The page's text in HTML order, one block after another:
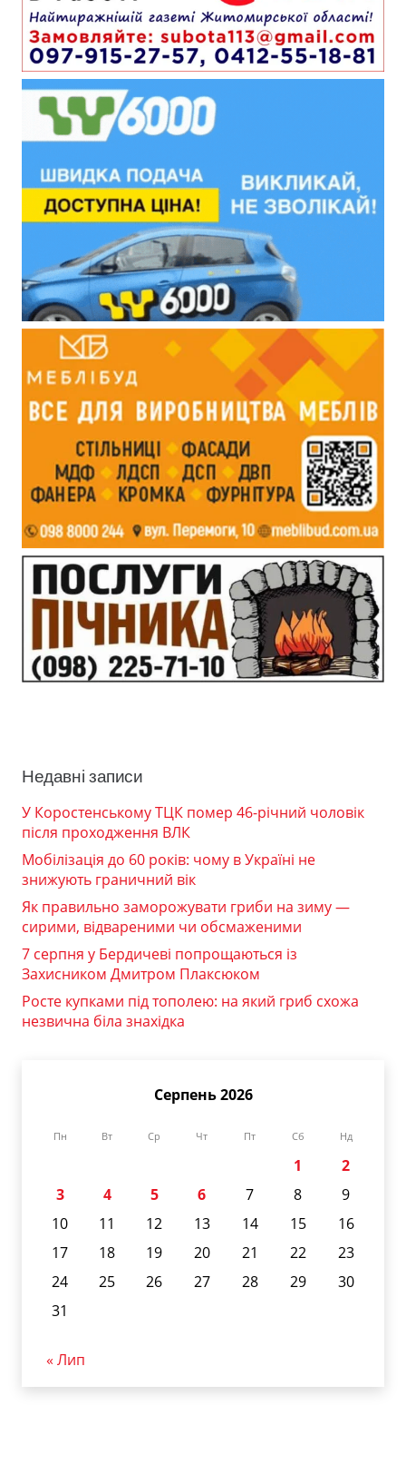
Недавні записи
У Коростенському ТЦК помер 46-річний чоловік
після проходження ВЛК
Мобілізація до 60 років: чому в Україні не
знижують граничний вік
Як правильно заморожувати гриби на зиму —
сирими, відвареними чи обсмаженими
7 серпня у Бердичеві попрощаються із
Захисником Дмитром Плаксюком
Росте купками під тополею: на який гриб схожа
незвична біла знахідка
Серпень 2026
Пн Вт Ср Чт Пт Сб Нд
1
2
3
4 5 6 7 8
9
10
11 12 13 14 15
16
17
18 19 20 21 22
23
24
25 26 27 28 29
30
31
« Лип